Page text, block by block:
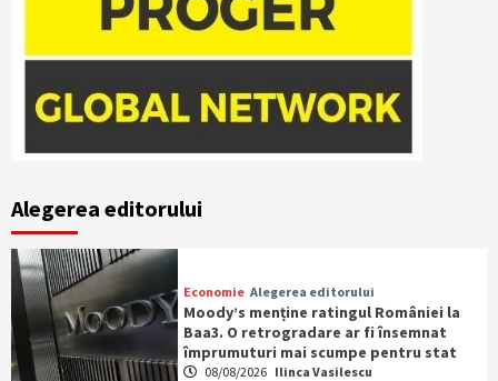
Alegerea editorului
Economie Alegerea editorului
Moody’s menține ratingul României la
Baa3. O retrogradare ar fi însemnat
împrumuturi mai scumpe pentru stat
08/08/2026 Ilinca Vasilescu